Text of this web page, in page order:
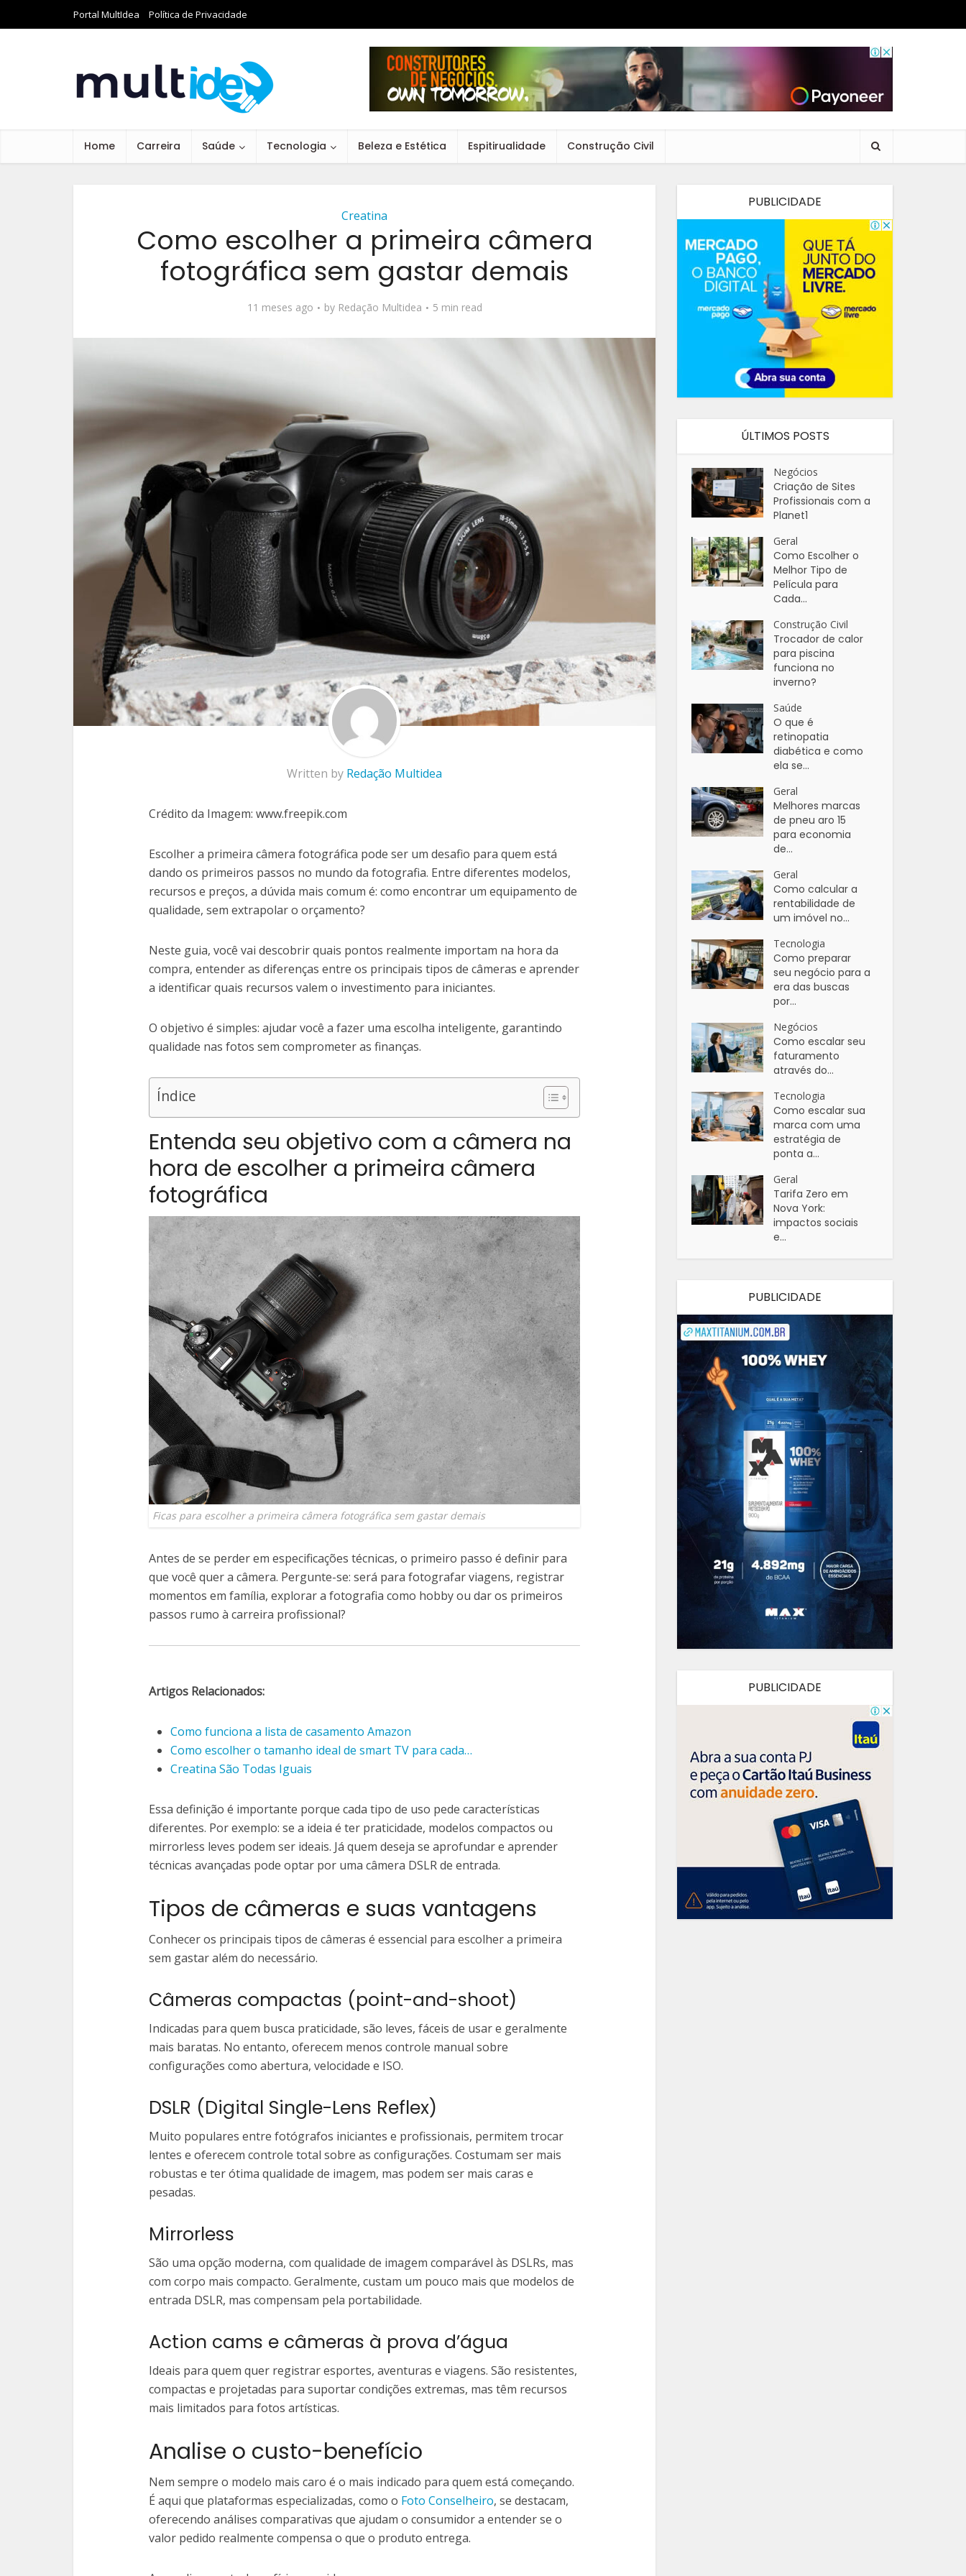
Portal MultIdea Política de Privacidade
Home Carreira Saúde Tecnologia Beleza e Estética Espitirualidade Construção Civil
Creatina
Como escolher a primeira câmera
fotográfica sem gastar demais
11 meses ago by Redação Multidea 5 min read
Written by Redação Multidea
Crédito da Imagem: www.freepik.com
Escolher a primeira câmera fotográfica pode ser um desafio para quem está
dando os primeiros passos no mundo da fotografia. Entre diferentes modelos,
recursos e preços, a dúvida mais comum é: como encontrar um equipamento de
qualidade, sem extrapolar o orçamento?
Neste guia, você vai descobrir quais pontos realmente importam na hora da
compra, entender as diferenças entre os principais tipos de câmeras e aprender
a identificar quais recursos valem o investimento para iniciantes.
O objetivo é simples: ajudar você a fazer uma escolha inteligente, garantindo
qualidade nas fotos sem comprometer as finanças.
Índice
Entenda seu objetivo com a câmera na
hora de escolher a primeira câmera
fotográfica
Ficas para escolher a primeira câmera fotográfica sem gastar demais
Antes de se perder em especificações técnicas, o primeiro passo é definir para
que você quer a câmera. Pergunte-se: será para fotografar viagens, registrar
momentos em família, explorar a fotografia como hobby ou dar os primeiros
passos rumo à carreira profissional?
Artigos Relacionados:
Como funciona a lista de casamento Amazon
Como escolher o tamanho ideal de smart TV para cada…
Creatina São Todas Iguais
Essa definição é importante porque cada tipo de uso pede características
diferentes. Por exemplo: se a ideia é ter praticidade, modelos compactos ou
mirrorless leves podem ser ideais. Já quem deseja se aprofundar e aprender
técnicas avançadas pode optar por uma câmera DSLR de entrada.
Tipos de câmeras e suas vantagens
Conhecer os principais tipos de câmeras é essencial para escolher a primeira
sem gastar além do necessário.
Câmeras compactas (point-and-shoot)
Indicadas para quem busca praticidade, são leves, fáceis de usar e geralmente
mais baratas. No entanto, oferecem menos controle manual sobre
configurações como abertura, velocidade e ISO.
DSLR (Digital Single-Lens Reflex)
Muito populares entre fotógrafos iniciantes e profissionais, permitem trocar
lentes e oferecem controle total sobre as configurações. Costumam ser mais
robustas e ter ótima qualidade de imagem, mas podem ser mais caras e
pesadas.
Mirrorless
São uma opção moderna, com qualidade de imagem comparável às DSLRs, mas
com corpo mais compacto. Geralmente, custam um pouco mais que modelos de
entrada DSLR, mas compensam pela portabilidade.
Action cams e câmeras à prova d’água
Ideais para quem quer registrar esportes, aventuras e viagens. São resistentes,
compactas e projetadas para suportar condições extremas, mas têm recursos
mais limitados para fotos artísticas.
Analise o custo-benefício
Nem sempre o modelo mais caro é o mais indicado para quem está começando.
É aqui que plataformas especializadas, como o Foto Conselheiro, se destacam,
oferecendo análises comparativas que ajudam o consumidor a entender se o
valor pedido realmente compensa o que o produto entrega.
PUBLICIDADE
ÚLTIMOS POSTS
Negócios
Criação de Sites
Profissionais com a
Planet1
Geral
Como Escolher o
Melhor Tipo de
Película para
Cada...
Construção Civil
Trocador de calor
para piscina
funciona no
inverno?
Saúde
O que é
retinopatia
diabética e como
ela se...
Geral
Melhores marcas
de pneu aro 15
para economia
de...
Geral
Como calcular a
rentabilidade de
um imóvel no...
Tecnologia
Como preparar
seu negócio para a
era das buscas
por...
Negócios
Como escalar seu
faturamento
através do...
Tecnologia
Como escalar sua
marca com uma
estratégia de
ponta a...
Geral
Tarifa Zero em
Nova York:
impactos sociais
e...
PUBLICIDADE
PUBLICIDADE